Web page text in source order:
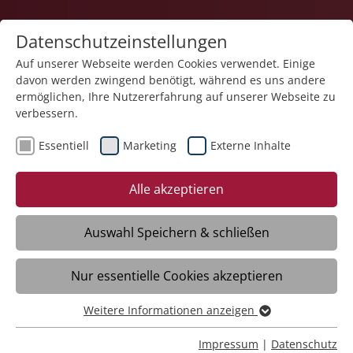
Karriere
Kein Einzelkämpfer mehr sein?
Individuelle Einarbeitung
und persönliche Betreuung.
Datenschutzeinstellungen
Auf unserer Webseite werden Cookies verwendet. Einige
davon werden zwingend benötigt, während es uns andere
ermöglichen, Ihre Nutzererfahrung auf unserer Webseite zu
verbessern.
Essentiell Marketing Externe Inhalte
Alle akzeptieren
Auswahl Speichern & schließen
Nur essentielle Cookies akzeptieren
Essentiell
Essentielle Cookies werden für grundlegende Funktionen
Weitere Informationen anzeigen
Impressum | Datenschutz